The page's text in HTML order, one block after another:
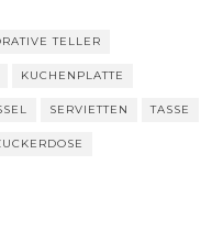
TELLER
KUCHENPLATTE
SERVIETTEN TASSE